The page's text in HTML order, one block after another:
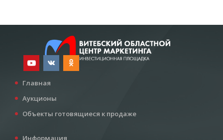
Главная
Аукционы
Объекты готовящиеся к продаже
Информация